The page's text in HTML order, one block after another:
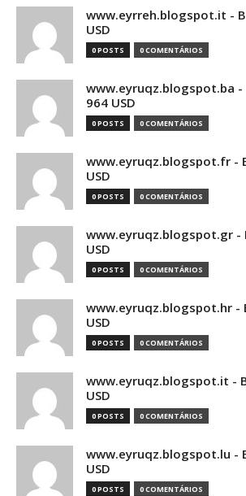
www.eyrreh.blogspot.it -
USD
0 POSTS 0 COMENTÁRIOS
www.eyruqz.blogspot.ba -
964 USD
0 POSTS 0 COMENTÁRIOS
www.eyruqz.blogspot.fr -
USD
0 POSTS 0 COMENTÁRIOS
www.eyruqz.blogspot.gr -
USD
0 POSTS 0 COMENTÁRIOS
www.eyruqz.blogspot.hr -
USD
0 POSTS 0 COMENTÁRIOS
www.eyruqz.blogspot.it -
USD
0 POSTS 0 COMENTÁRIOS
www.eyruqz.blogspot.lu -
USD
0 POSTS 0 COMENTÁRIOS